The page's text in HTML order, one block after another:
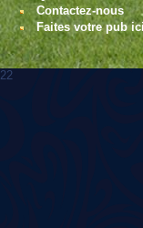
Contactez-nous
Faites votre pub ici
22